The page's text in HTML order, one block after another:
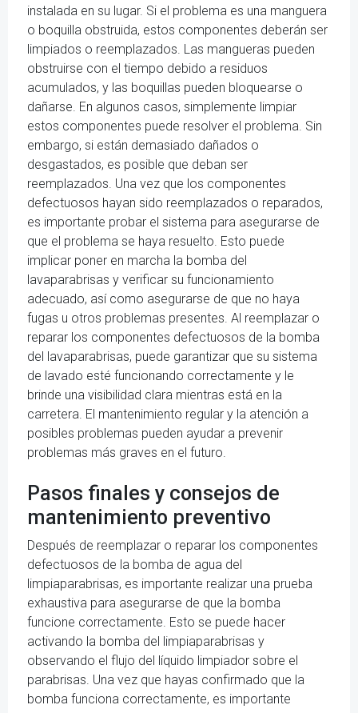
instalada en su lugar. Si el problema es una manguera
o boquilla obstruida, estos componentes deberán ser
limpiados o reemplazados. Las mangueras pueden
obstruirse con el tiempo debido a residuos
acumulados, y las boquillas pueden bloquearse o
dañarse. En algunos casos, simplemente limpiar
estos componentes puede resolver el problema. Sin
embargo, si están demasiado dañados o
desgastados, es posible que deban ser
reemplazados. Una vez que los componentes
defectuosos hayan sido reemplazados o reparados,
es importante probar el sistema para asegurarse de
que el problema se haya resuelto. Esto puede
implicar poner en marcha la bomba del
lavaparabrisas y verificar su funcionamiento
adecuado, así como asegurarse de que no haya
fugas u otros problemas presentes. Al reemplazar o
reparar los componentes defectuosos de la bomba
del lavaparabrisas, puede garantizar que su sistema
de lavado esté funcionando correctamente y le
brinde una visibilidad clara mientras está en la
carretera. El mantenimiento regular y la atención a
posibles problemas pueden ayudar a prevenir
problemas más graves en el futuro.
Pasos finales y consejos de
mantenimiento preventivo
Después de reemplazar o reparar los componentes
defectuosos de la bomba de agua del
limpiaparabrisas, es importante realizar una prueba
exhaustiva para asegurarse de que la bomba
funcione correctamente. Esto se puede hacer
activando la bomba del limpiaparabrisas y
observando el flujo del líquido limpiador sobre el
parabrisas. Una vez que hayas confirmado que la
bomba funciona correctamente, es importante